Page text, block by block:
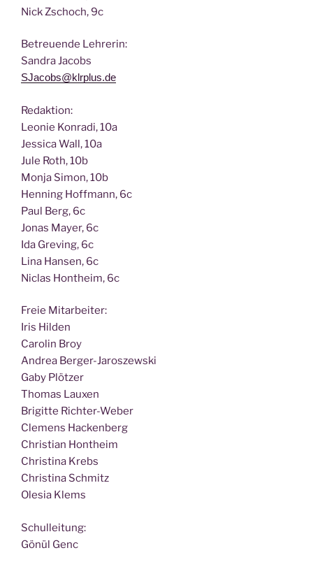
Nick Zscho­ch, 9c
Betreu­en­de Lehrerin:
San­dra Jacobs
SJacobs@klrplus.de
Redak­ti­on:
Leo­nie Kon­ra­di, 10a
Jes­si­ca Wall, 10a
Jule Roth, 10b
Mon­ja Simon, 10b
Hen­ning Hoff­mann, 6c
Paul Berg, 6c
Jonas May­er, 6c
Ida Gre­ving, 6c
Lina Han­sen, 6c
Nic­las Hont­heim, 6c
Freie Mit­ar­bei­ter:
Iris Hilden
Caro­lin Broy
Andrea Berger-Jaroszewski
Gaby Plötzer
Tho­mas Lauxen
Bri­git­te Richter-Weber
Cle­mens Hackenberg
Chris­ti­an Hontheim
Chris­ti­na Krebs
Chris­ti­na Schmitz
Ole­sia Klems
Schul­lei­tung:
Gönül Genc